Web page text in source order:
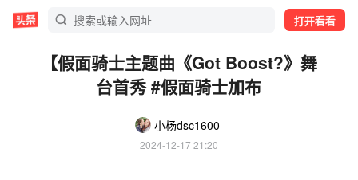
打开看看
【假面骑士主题曲《Got Boost?》舞
台首秀 #假面骑士加布
小杨dsc1600
2024-12-17 21:20